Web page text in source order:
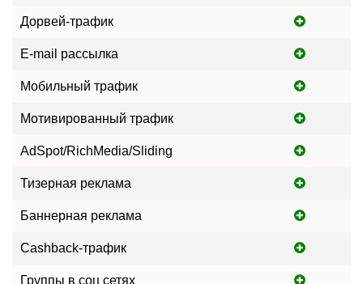
Дорвей-трафик
E-mail рассылка
Мобильный трафик
Мотивированный трафик
AdSpot/RichMedia/Sliding
Тизерная реклама
Баннерная реклама
Cashback-трафик
Группы в соц сетях